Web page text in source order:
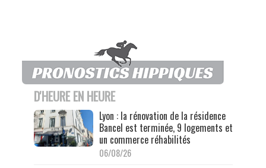
D'HEURE EN HEURE
Lyon : la rénovation de la résidence
Bancel est terminée, 9 logements et
un commerce réhabilités
06/08/26